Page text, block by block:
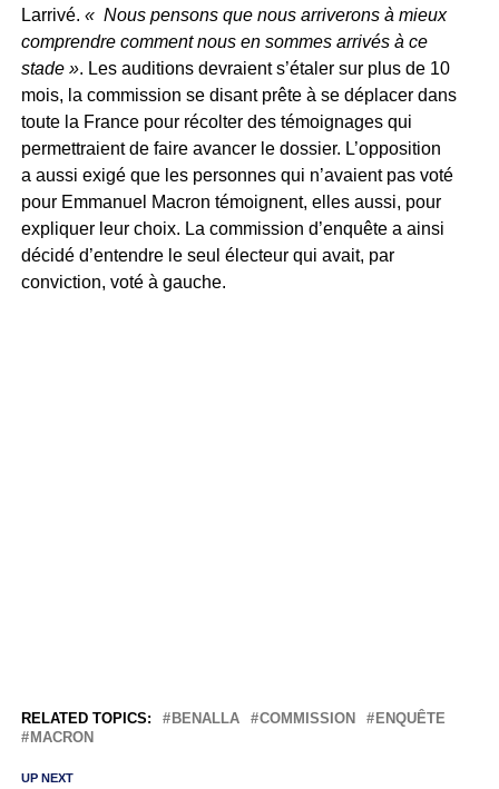
Larrivé. « Nous pensons que nous arriverons à mieux
comprendre comment nous en sommes arrivés à ce
stade ». Les auditions devraient s’étaler sur plus de 10
mois, la commission se disant prête à se déplacer dans
toute la France pour récolter des témoignages qui
permettraient de faire avancer le dossier. L’opposition
a aussi exigé que les personnes qui n’avaient pas voté
pour Emmanuel Macron témoignent, elles aussi, pour
expliquer leur choix. La commission d’enquête a ainsi
décidé d’entendre le seul électeur qui avait, par
conviction, voté à gauche.
RELATED TOPICS: BENALLA COMMISSION
ENQUÊTE
MACRON
UP NEXT